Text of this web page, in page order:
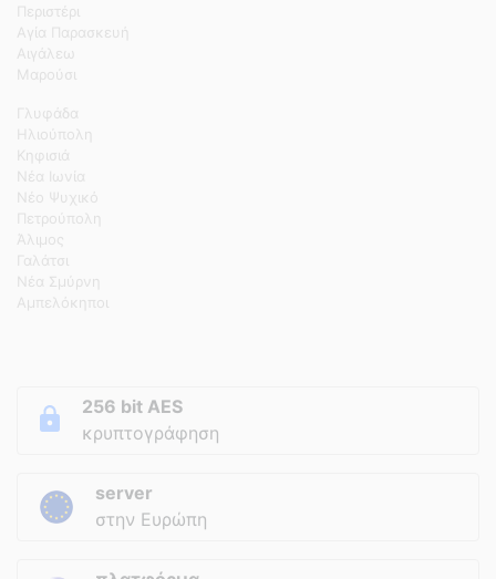
Περιστέρι
Αγία Παρασκευή
Αιγάλεω
Μαρούσι
Γλυφάδα
Ηλιούπολη
Κηφισιά
Νέα Ιωνία
Νέο Ψυχικό
Πετρούπολη
Άλιμος
Γαλάτσι
Νέα Σμύρνη
Αμπελόκηποι
256 bit AES
κρυπτογράφηση
server
στην Ευρώπη